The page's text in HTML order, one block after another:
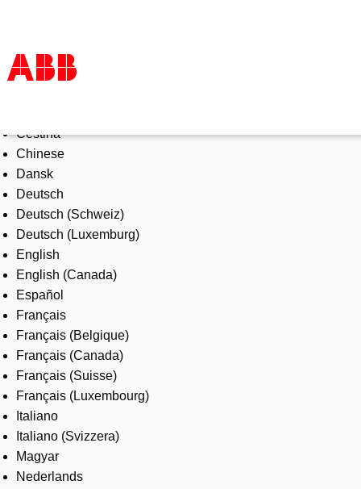
Products & Solutions
Industries
Services
About us
Where to buy
Contact us
Careers
Čeština
Chinese
Dansk
Deutsch
Deutsch (Schweiz)
Deutsch (Luxemburg)
English
English (Canada)
Español
Français
Français (Belgique)
Français (Canada)
Français (Suisse)
Français (Luxembourg)
Italiano
Italiano (Svizzera)
Magyar
Nederlands